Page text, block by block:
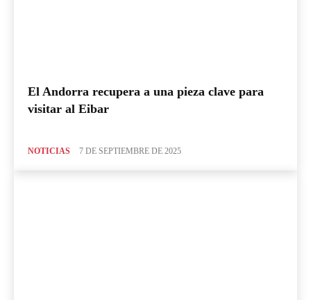
El Andorra recupera a una pieza clave para
visitar al Eibar
NOTICIAS 7 DE SEPTIEMBRE DE 2025